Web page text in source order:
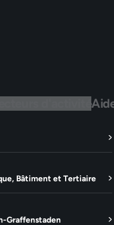
d'activité
Bâtiment et Tertiaire
Graffenstaden